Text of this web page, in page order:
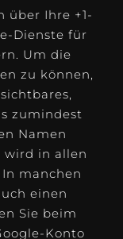
über Ihre +1-
Dienste für
Um die
zu können,
zumindest
Namen
wird in allen
manchen
einen
Sie beim
Konto